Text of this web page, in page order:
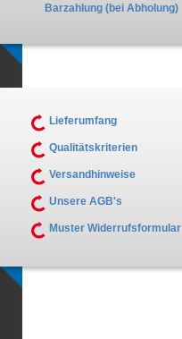
Barzahlung (bei Abholung)
Lieferumfang
Qualitätskriterien
Versandhinweise
Unsere AGB's
Muster Widerrufsformular